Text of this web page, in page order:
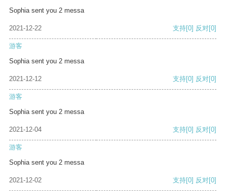
Sophia sent you 2 messa
2021-12-22 支持[0] 反对[0]
游客
Sophia sent you 2 messa
2021-12-12 支持[0] 反对[0]
游客
Sophia sent you 2 messa
2021-12-04 支持[0] 反对[0]
游客
Sophia sent you 2 messa
2021-12-02 支持[0] 反对[0]